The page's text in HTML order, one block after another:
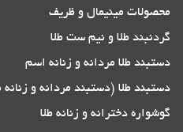
محصولات مینیمال و ظریف
گردنبند طلا و نیم ست طلا
دستبند طلا مردانه و زنانه اسم
دستبند طلا (دستبند مردانه و
گوشواره دخترانه و زنانه طلا